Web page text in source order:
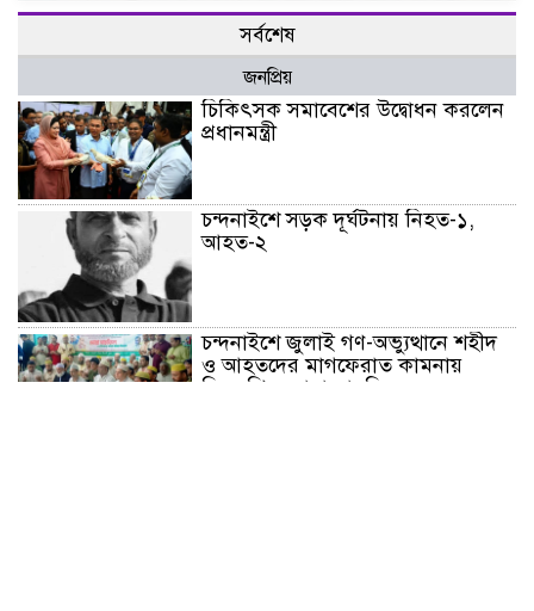
সর্বশেষ
জনপ্রিয়
চিকিৎসক সমাবেশের উদ্বোধন করলেন
প্রধানমন্ত্রী
চন্দনাইশে সড়ক দূর্ঘটনায় নিহত-১,
আহত-২
চন্দনাইশে জুলাই গণ-অভ্যুত্থানে শহীদ
ও আহতদের মাগফেরাত কামনায়
বিএনপির দোয়া মাহফিল